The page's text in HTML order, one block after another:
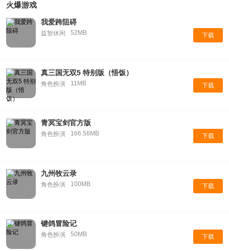
火爆游戏
我爱跨阻碍
益智休闲 52MB 下载
真三国无双5 特别版（悟饭）
角色扮演 11MB 下载
青冥宝剑官方版
角色扮演 166.56MB 下载
九州牧云录
角色扮演 100MB 下载
键鸽冒险记
角色扮演 50MB 下载